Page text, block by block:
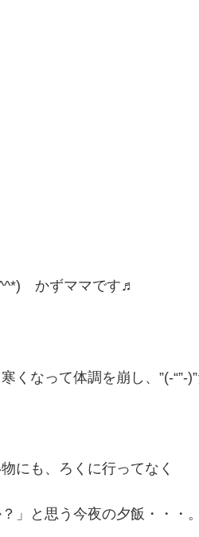
かずママです♬
くなって体調を崩し、”(-“”-
にも、ろくに行ってなく
？」と思う今夜の夕飯・・・